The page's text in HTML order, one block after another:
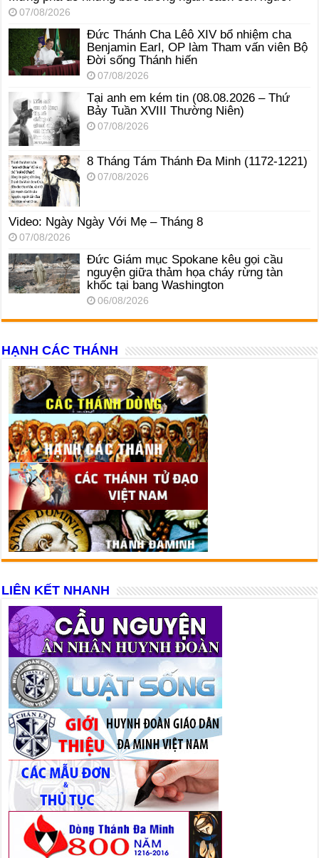
07/08/2026
Đức Thánh Cha Lêô XIV bổ nhiệm cha
Benjamin Earl, OP làm Tham vấn viên Bộ
Đời sống Thánh hiến
07/08/2026
Tại anh em kém tin (08.08.2026 – Thứ
Bảy Tuần XVIII Thường Niên)
07/08/2026
8 Tháng Tám Thánh Ða Minh (1172-1221)
07/08/2026
Video: Ngày Ngày Với Mẹ – Tháng 8
07/08/2026
Đức Giám mục Spokane kêu gọi cầu
nguyện giữa thảm họa cháy rừng tàn
khốc tại bang Washington
06/08/2026
HẠNH CÁC THÁNH
LIÊN KẾT NHANH